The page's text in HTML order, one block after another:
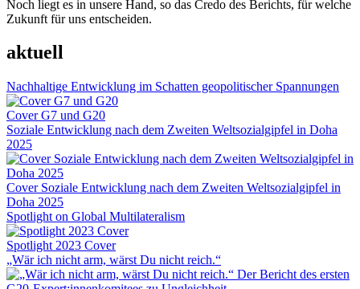
Noch liegt es in unsere Hand, so das Credo des Berichts, für welche
Zukunft für uns entscheiden.
aktuell
Nachhaltige Entwicklung im Schatten geopolitischer Spannungen
Cover G7 und G20
Soziale Entwicklung nach dem Zweiten Weltsozialgipfel in Doha
2025
Cover Soziale Entwicklung nach dem Zweiten Weltsozialgipfel in
Doha 2025
Spotlight on Global Multilateralism
Spotlight 2023 Cover
„Wär ich nicht arm, wärst Du nicht reich.“